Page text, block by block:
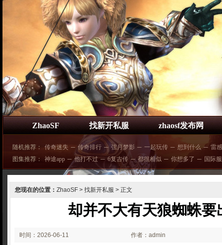
ZhaoSF 找新开私服 zhaosf发布网
随机推荐： 传奇迷失 ─ 传奇排行 ─ 弦月梦影 ─ 一起玩传 ─ 想到什么 ─ 雷
图集推荐：
神途app ─ 他打不过 ─ 6复古传 ─ 都很相似 ─ 你想多了 ─ 国际
您现在的位置： ZhaoSF > 找新开私服 > 正文
却并不大有天狼蜘蛛要
时间：2026-06-11 作者：admin